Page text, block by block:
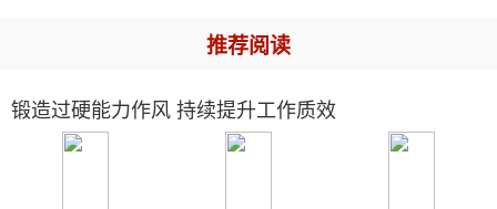
推荐阅读
锻造过硬能力作风 持续提升工作质效